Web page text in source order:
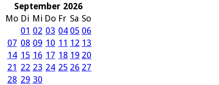
September 2026
Mo Di Mi Do Fr Sa So
01 02 03 04 05 06
07 08 09 10 11 12 13
14 15 16 17 18 19 20
21 22 23 24 25 26 27
28 29 30